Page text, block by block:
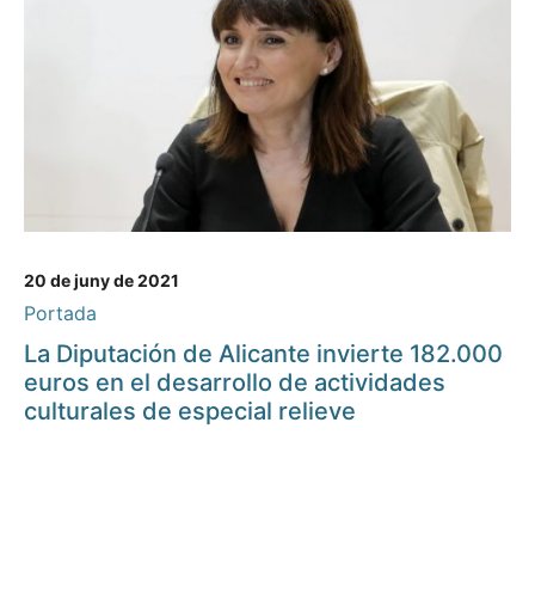
20 de juny de 2021
Portada
La Diputación de Alicante invierte 182.000
euros en el desarrollo de actividades
culturales de especial relieve